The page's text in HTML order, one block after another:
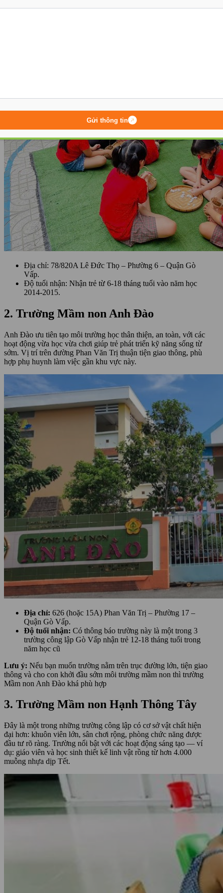
Địa chỉ: 78/820A Lê Đức Thọ – Phường 6 – Quận Gò
Vấp.
Độ tuổi nhận: Nhận trẻ từ 6-18 tháng tuổi vào năm học
2014-2015.
2. Trường Mầm non Anh Đào
Anh Đào ưu tiên tạo môi trường học thân thiện, an toàn, với các
hoạt động vừa học vừa chơi giúp trẻ phát triển kỹ năng sống từ
sớm. Vị trí trên đường Phan Văn Trị thuận tiện giao thông, phù
hợp phụ huynh làm việc gần khu vực này.
Địa chỉ: 626 (hoặc 15A) Phan Văn Trị – Phường 17 –
Quận Gò Vấp.
Độ tuổi nhận: Có thông báo trường này là một trong 3
trường công lập Gò Vấp nhận trẻ 12-18 tháng tuổi trong
năm học cũ
Lưu ý: Nếu bạn muốn trường nằm trên trục đường lớn, tiện giao
thông và cho con khởi đầu sớm môi trường mầm non thì trường
Mầm non Anh Đào khá phù hợp
3. Trường Mầm non Hạnh Thông Tây
Đây là một trong những trường công lập có cơ sở vật chất hiện
đại hơn: khuôn viên lớn, sân chơi rộng, phòng chức năng được
đầu tư rõ ràng. Trường nổi bật với các hoạt động sáng tạo — ví
dụ: giáo viên và học sinh thiết kế linh vật rồng từ hơn 4.000
muỗng nhựa dịp Tết.
Gửi thông tin